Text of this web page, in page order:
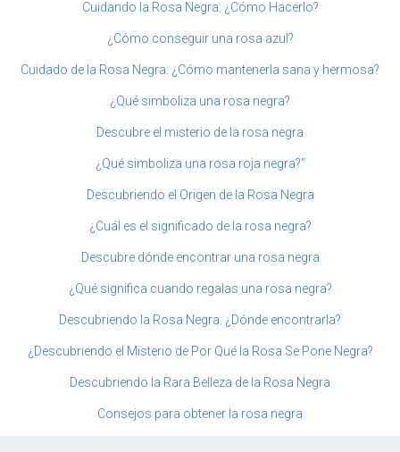
Cuidando la Rosa Negra: ¿Cómo Hacerlo?
¿Cómo conseguir una rosa azul?
Cuidado de la Rosa Negra: ¿Cómo mantenerla sana y hermosa?
¿Qué simboliza una rosa negra?
Descubre el misterio de la rosa negra
¿Qué simboliza una rosa roja negra?”
Descubriendo el Origen de la Rosa Negra
¿Cuál es el significado de la rosa negra?
Descubre dónde encontrar una rosa negra
¿Qué significa cuando regalas una rosa negra?
Descubriendo la Rosa Negra: ¿Dónde encontrarla?
¿Descubriendo el Misterio de Por Qué la Rosa Se Pone Negra?
Descubriendo la Rara Belleza de la Rosa Negra
Consejos para obtener la rosa negra